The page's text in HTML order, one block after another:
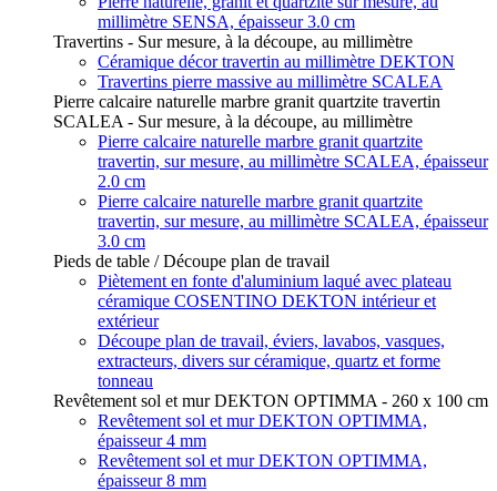
millimètre SENSA, épaisseur 3.0 cm
Travertins - Sur mesure, à la découpe, au millimètre
Céramique décor travertin au millimètre DEKTON
Travertins pierre massive au millimètre SCALEA
Pierre calcaire naturelle marbre granit quartzite travertin
SCALEA - Sur mesure, à la découpe, au millimètre
Pierre calcaire naturelle marbre granit quartzite
travertin, sur mesure, au millimètre SCALEA, épaisseur
2.0 cm
Pierre calcaire naturelle marbre granit quartzite
travertin, sur mesure, au millimètre SCALEA, épaisseur
3.0 cm
Pieds de table / Découpe plan de travail
Piètement en fonte d'aluminium laqué avec plateau
céramique COSENTINO DEKTON intérieur et
extérieur
Découpe plan de travail, éviers, lavabos, vasques,
extracteurs, divers sur céramique, quartz et forme
tonneau
Revêtement sol et mur DEKTON OPTIMMA - 260 x 100 cm
Revêtement sol et mur DEKTON OPTIMMA,
épaisseur 4 mm
Revêtement sol et mur DEKTON OPTIMMA,
épaisseur 8 mm